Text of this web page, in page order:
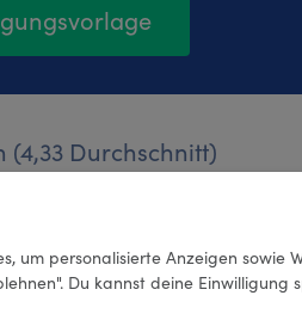
(4,33 Durchschnitt)
personalisierte Anzeigen sowie
Du kannst deine